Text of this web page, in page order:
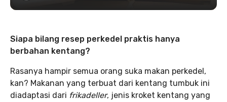
Siapa bilang resep perkedel praktis hanya
berbahan kentang?
Rasanya hampir semua orang suka makan perkedel,
kan? Makanan yang terbuat dari kentang tumbuk ini
diadaptasi dari frikadeller, jenis kroket kentang yang